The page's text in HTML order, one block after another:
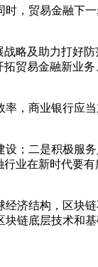
，贸易金融下
略及助力打好
贸易金融新业
，商业银行应
；二是积极服
业在新时代要有
济结构，区块
链底层技术和